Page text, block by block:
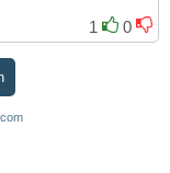
1
0